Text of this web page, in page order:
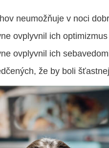
neumožňuje v noci
ovplyvnil ich optimizmus
ovplyvnil ich
že by boli